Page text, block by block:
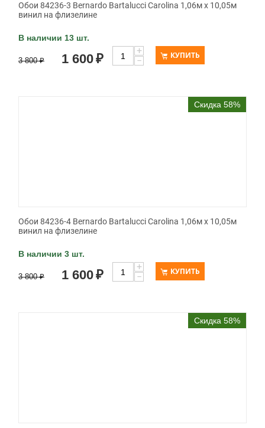
Обои 84236-3 Bernardo Bartalucci Carolina 1,06м х 10,05м
винил на флизелине
В наличии 13 шт.
3 800 ₽ 1 600₽
+
−
КУПИТЬ
Скидка 58%
Обои 84236-4 Bernardo Bartalucci Carolina 1,06м х 10,05м
винил на флизелине
В наличии 3 шт.
3 800 ₽ 1 600₽
+
−
КУПИТЬ
Скидка 58%